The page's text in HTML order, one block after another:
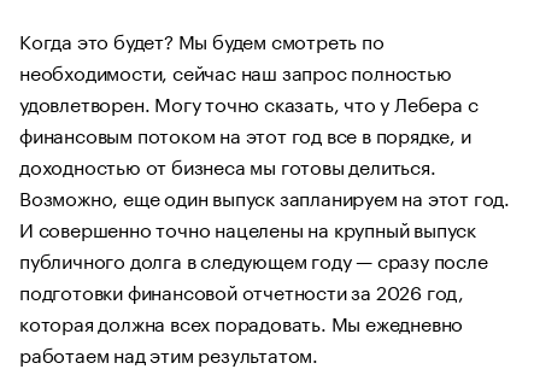
Когда это будет? Мы будем смотреть по
необходимости, сейчас наш запрос полностью
удовлетворен. Могу точно сказать, что у Лебера с
финансовым потоком на этот год все в порядке, и
доходностью от бизнеса мы готовы делиться.
Возможно, еще один выпуск запланируем на этот год.
И совершенно точно нацелены на крупный выпуск
публичного долга в следующем году — сразу после
подготовки финансовой отчетности за 2026 год,
которая должна всех порадовать. Мы ежедневно
работаем над этим результатом.